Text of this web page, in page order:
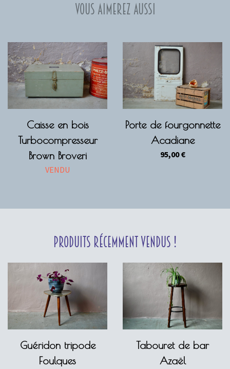
Vous aimerez aussi
Caisse en bois
Turbocompresseur
Brown Broveri
VENDU
Porte de fourgonnette
Acadiane
95,00€
Produits récemment vendus !
Guéridon tripode
Foulques
Tabouret de bar
Azaël